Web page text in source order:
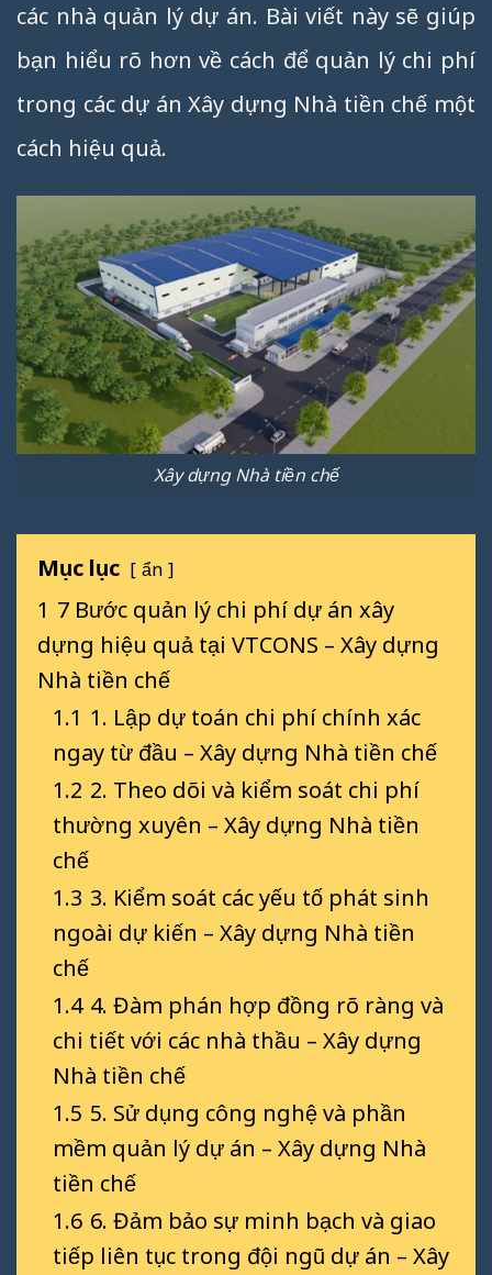
các nhà quản lý dự án. Bài viết này sẽ giúp
bạn hiểu rõ hơn về cách để quản lý chi phí
trong các dự án Xây dựng Nhà tiền chế một
cách hiệu quả.
Xây dựng Nhà tiền chế
Mục lục ẩn
1 7 Bước quản lý chi phí dự án xây
dựng hiệu quả tại VTCONS – Xây dựng
Nhà tiền chế
1.1 1. Lập dự toán chi phí chính xác
ngay từ đầu – Xây dựng Nhà tiền chế
1.2 2. Theo dõi và kiểm soát chi phí
thường xuyên – Xây dựng Nhà tiền
chế
1.3 3. Kiểm soát các yếu tố phát sinh
ngoài dự kiến – Xây dựng Nhà tiền
chế
1.4 4. Đàm phán hợp đồng rõ ràng và
chi tiết với các nhà thầu – Xây dựng
Nhà tiền chế
1.5 5. Sử dụng công nghệ và phần
mềm quản lý dự án – Xây dựng Nhà
tiền chế
1.6 6. Đảm bảo sự minh bạch và giao
tiếp liên tục trong đội ngũ dự án – Xây